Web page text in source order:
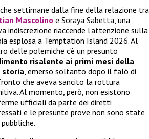
settimane dalla fine della relazione tra
Mascolino e Soraya Sabetta, una
indiscrezione riaccende l’attenzione sulla
esplosa a Temptation Island 2026. Al
delle polemiche c’è un presunto
risalente ai primi mesi della
storia , emerso soltanto dopo il falò di
che aveva sancito la rottura
Al momento, però, non esistono
ufficiali da parte dei diretti
e le presunte prove non sono state